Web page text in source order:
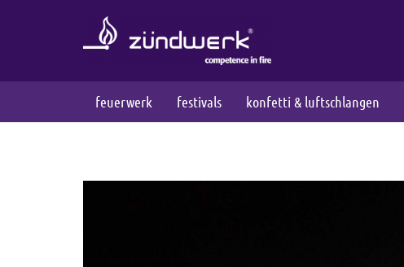
feuerwerk festivals konfetti & luftschlangen